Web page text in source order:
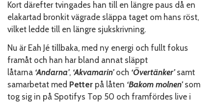
Kort därefter tvingades han till en längre paus då en
elakartad bronkit vägrade släppa taget om hans röst,
vilket ledde till en längre sjukskrivning.
Nu är Eah Jé tillbaka, med ny energi och fullt fokus
framåt och han har bland annat släppt
låtarna ‘Andarna’, ‘Akvamarin’och ‘Övertänker’samt
samarbetat med Petter på låten ‘Bakom molnen’som
tog sig in på Spotifys Top 50 och framfördes live i